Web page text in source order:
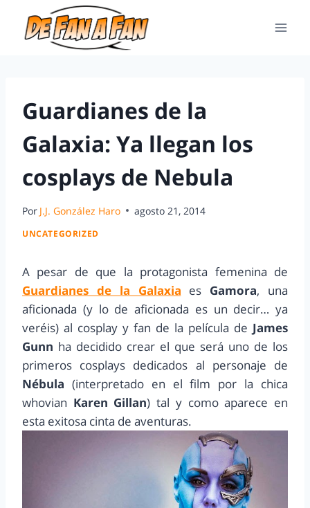
Guardianes de la
Galaxia: Ya llegan los
cosplays de Nebula
Por J.J. González Haro agosto 21, 2014
UNCATEGORIZED
A pesar de que la protagonista femenina de
Guardianes de la Galaxia es Gamora, una
aficionada (y lo de aficionada es un decir… ya
veréis) al cosplay y fan de la película de James
Gunn ha decidido crear el que será uno de los
primeros cosplays dedicados al personaje de
Nébula (interpretado en el film por la chica
whovian Karen Gillan) tal y como aparece en
esta exitosa cinta de aventuras.